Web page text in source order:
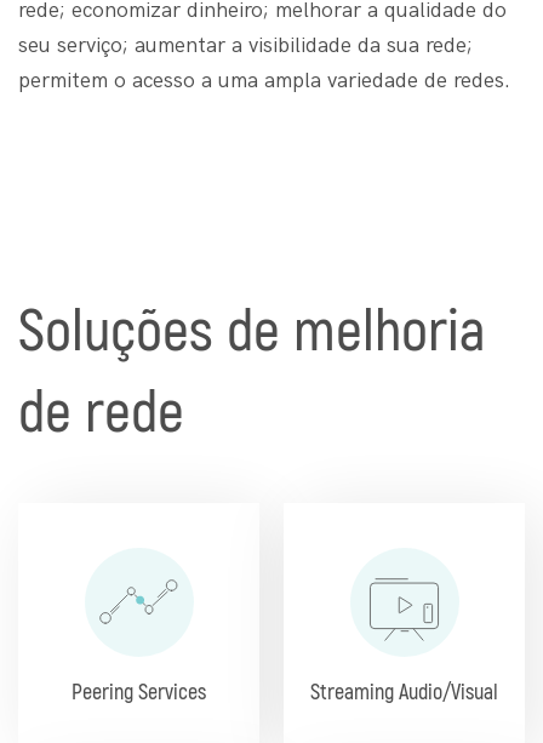
rede; economizar dinheiro; melhorar a qualidade do
seu serviço; aumentar a visibilidade da sua rede;
permitem o acesso a uma ampla variedade de redes.
Soluções de melhoria
de rede
Peering Services Streaming Audio/Visual